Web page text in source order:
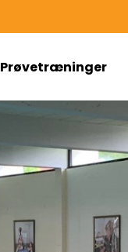
Prøvetræninger